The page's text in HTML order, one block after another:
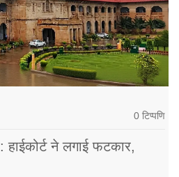
0 टिप्पणि
हाईकोर्ट ने लगाई फटकार,